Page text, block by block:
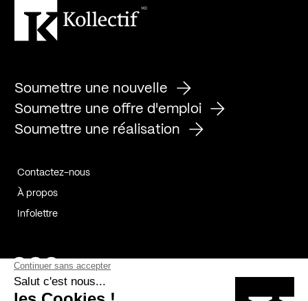
Soumettre une nouvelle
Soumettre une offre d'emploi
Soumettre une réalisation
Contactez-nous
À propos
Infolettre
Page Facebook de Kollectif
Page Instagram de Kollectif
Page Linkedin de Kollectif